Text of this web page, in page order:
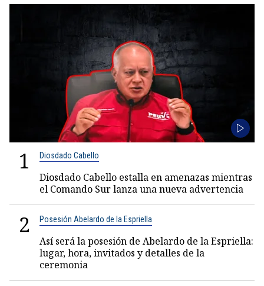
1 Diosdado Cabello
Diosdado Cabello estalla en amenazas mientras
el Comando Sur lanza una nueva advertencia
2 Posesión Abelardo de la Espriella
Así será la posesión de Abelardo de la Espriella:
lugar, hora, invitados y detalles de la
ceremonia